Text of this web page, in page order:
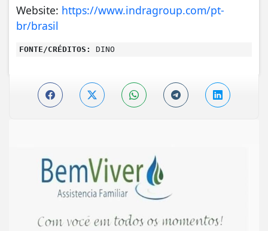
Website: https://www.indragroup.com/pt-
br/brasil
FONTE/CRÉDITOS: DINO